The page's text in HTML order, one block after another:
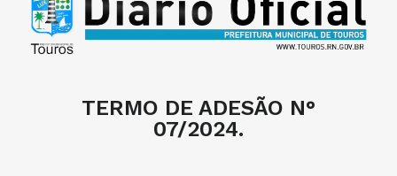
TERMO DE ADESÃO N°
07/2024.
PERGUNTAS FREQUENTES